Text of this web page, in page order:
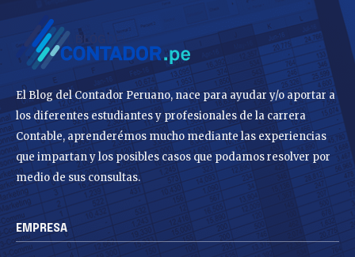
El Blog del Contador Peruano, nace para ayudar y/o aportar a
los diferentes estudiantes y profesionales de la carrera
Contable, aprenderémos mucho mediante las experiencias
que impartan y los posibles casos que podamos resolver por
medio de sus consultas.
EMPRESA